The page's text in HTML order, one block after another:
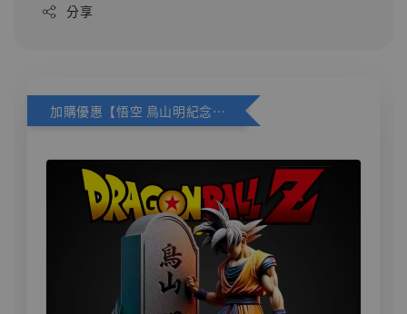
分享
加購優惠【悟空 鳥山明紀念款 [奇蹟工作室]】